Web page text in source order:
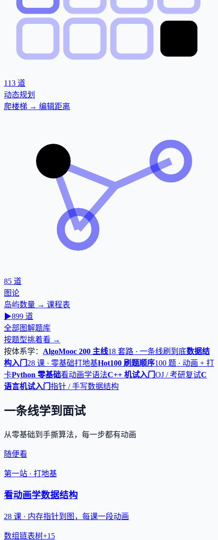
113 道
动态规划
爬楼梯 → 编辑距离
85 道
图论
岛屿数量 → 课程表
▶899 道
全部图解题库
按题型挑着看 →
按体系学： AlgoMooc 200 主线18 套路 · 一条线刷到底数据结
构入门 28 课 · 零基础打地基Hot100 刷题顺序100 题 · 动画 + 打
卡Python 零基础看动画学语法C++ 机试入门 OJ / 考研复试C
语言机试入门 指针 / 手写数据结构
一条线学到面试
从零基础到手撕算法，每一步都有动画
随便看
第一站 · 打地基
看动画学数据结构
28 课 · 内存指针到图，每课一段动画
数组链表树+15